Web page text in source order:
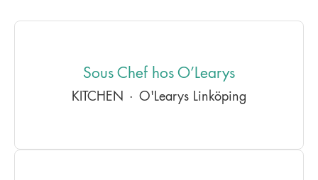
Sous Chef hos O’Learys
KITCHEN · O'Learys Linköping